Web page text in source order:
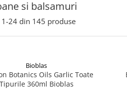
si balsamuri
1-24 din 145 produse
Bioblas
Botanics Oils Garlic Toate
Tipurile 360ml Bioblas